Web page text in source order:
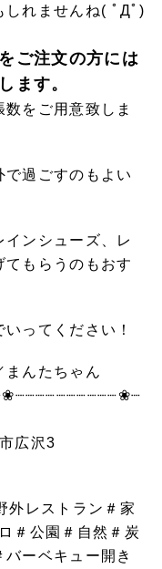
しれませんね( ﾟДﾟ)
ご注文の方には
ます。
をご用意致しま
過ごすのもよい
ンシューズ、レ
もらうのもおす
ってください！
まんたちゃん
広沢3
外レストラン＃家
＃公園＃自然＃炭
ーベキュー開き